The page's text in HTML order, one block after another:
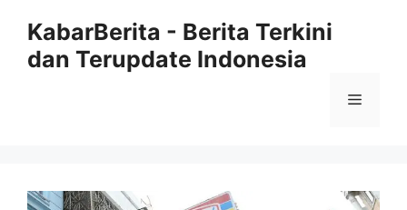
KabarBerita - Berita Terkini
dan Terupdate Indonesia
Menu